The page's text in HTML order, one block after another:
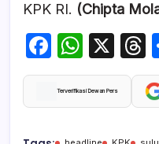
KPK RI. (Chipta
F
a
c
W
h
at
X
Terverifikasi Dewan Pers